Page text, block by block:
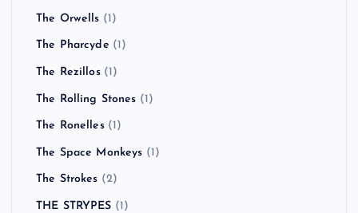
The Orwells (1)
The Pharcyde (1)
The Rezillos(1)
The Rolling Stones (1)
The Ronelles(1)
The Space Monkeys (1)
The Strokes (2)
THE STRYPES (1)